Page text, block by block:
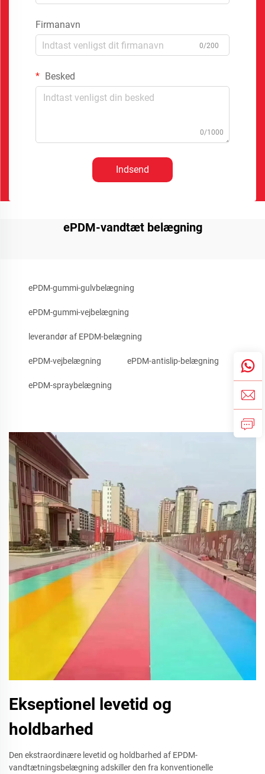
Firmanavn
0/200
Besked
0/1000
Indsend
ePDM-vandtæt belægning
ePDM-gummi-gulvbelægning
ePDM-gummi-vejbelægning
leverandør af EPDM-belægning
ePDM-vejbelægning ePDM-antislip-belægning
ePDM-spraybelægning
Ekseptionel levetid og
holdbarhed
Den ekstraordinære levetid og holdbarhed af EPDM-
vandtætningsbelægning adskiller den fra konventionelle